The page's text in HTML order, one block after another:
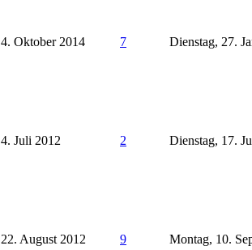
4. Oktober 2014 7 Dienstag, 27.
4. Juli 2012 2 Dienstag, 17.
22. August 2012 9 Montag, 10.